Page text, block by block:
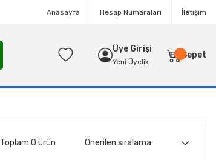
Anasayfa Hesap Numaraları İletişim
Üye Girişi
Yeni Üyelik
Sepet
Toplam 0 ürün